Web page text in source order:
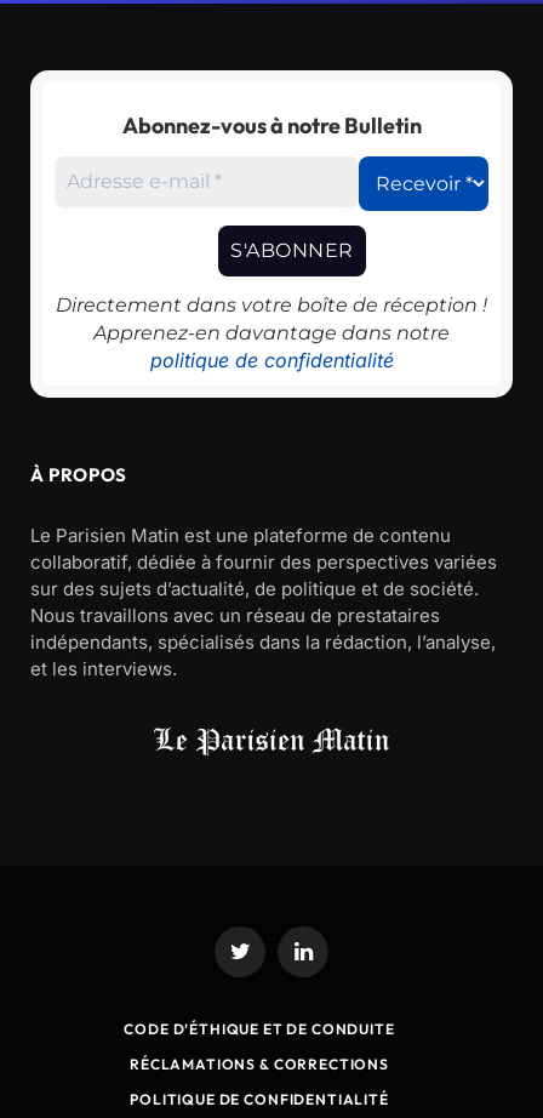
Abonnez-vous à notre Bulletin
Directement dans votre boîte de réception !
Apprenez-en davantage dans notre
politique de confidentialité
À PROPOS
Le Parisien Matin est une plateforme de contenu
collaboratif, dédiée à fournir des perspectives variées
sur des sujets d’actualité, de politique et de société.
Nous travaillons avec un réseau de prestataires
indépendants, spécialisés dans la rédaction, l’analyse,
et les interviews.
Twitter LinkedIn
CODE D’ÉTHIQUE ET DE CONDUITE
RÉCLAMATIONS & CORRECTIONS
POLITIQUE DE CONFIDENTIALITÉ